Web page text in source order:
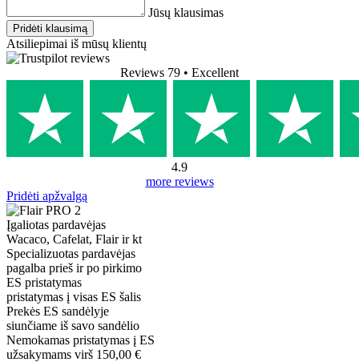
Jūsų klausimas
Pridėti klausimą
Atsiliepimai iš mūsų klientų
Reviews 79 • Excellent
4.9
more reviews
Pridėti apžvalgą
Įgaliotas pardavėjas
Wacaco, Cafelat, Flair ir kt
Specializuotas pardavėjas
pagalba prieš ir po pirkimo
ES pristatymas
pristatymas į visas ES šalis
Prekės ES sandėlyje
siunčiame iš savo sandėlio
Nemokamas pristatymas į ES
užsakymams virš 150,00 €